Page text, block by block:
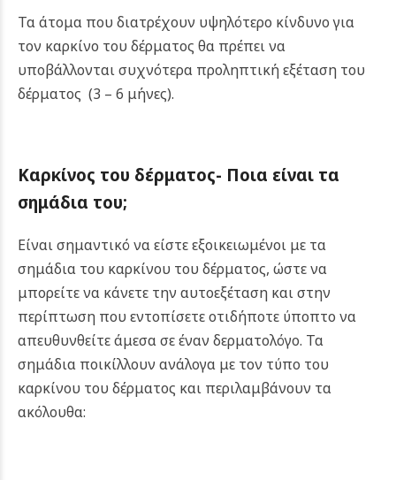
Τα άτομα που διατρέχουν υψηλότερο κίνδυνο για
τον καρκίνο του δέρματος θα πρέπει να
υποβάλλονται συχνότερα προληπτική εξέταση του
δέρματος (3 – 6 μήνες).
Καρκίνος του δέρματος- Ποια είναι τα
σημάδια του;
Είναι σημαντικό να είστε εξοικειωμένοι με τα
σημάδια του καρκίνου του δέρματος, ώστε να
μπορείτε να κάνετε την αυτοεξέταση και στην
περίπτωση που εντοπίσετε οτιδήποτε ύποπτο να
απευθυνθείτε άμεσα σε έναν δερματολόγο. Τα
σημάδια ποικίλλουν ανάλογα με τον τύπο του
καρκίνου του δέρματος και περιλαμβάνουν τα
ακόλουθα: